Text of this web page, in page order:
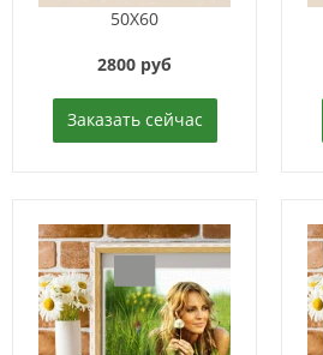
50X60
2800 руб
Заказать сейчас